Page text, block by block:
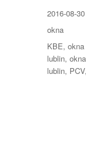
Data
publikacji
2016-08-30
Kategorie
okna
Tagi
KBE,
lublin,
lublin, PCV